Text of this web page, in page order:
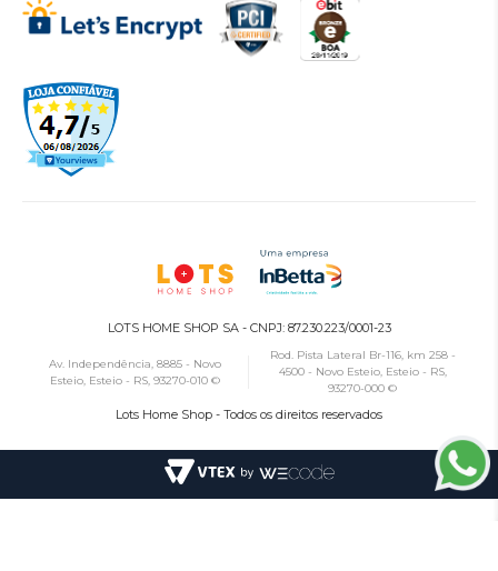
LOTS HOME SHOP SA - CNPJ: 87.230.223/0001-23
Av. Independência, 8885 - Novo
Esteio, Esteio - RS, 93270-010 ©
Rod. Pista Lateral Br-116, km 258 -
4500 - Novo Esteio, Esteio - RS,
93270-000 ©
Lots Home Shop - Todos os direitos reservados